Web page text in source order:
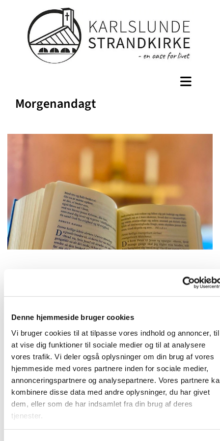
Denne hjemmeside bruger cookies
Vi bruger cookies til at tilpasse vores indhold og annoncer, til
at vise dig funktioner til sociale medier og til at analysere
vores trafik. Vi deler også oplysninger om din brug af vores
hjemmeside med vores partnere inden for sociale medier,
annonceringspartnere og analysepartnere. Vores partnere
kombinere disse data med andre oplysninger, du har givet
dem, eller som de har indsamlet fra din brug af deres
tjenester.
Morgenandagt
Fredag 12. november 2027, kl. 09:00
2690 Karlslunde
Frivillige og ansatte mødes til morgenandagt. Her taler vi
om det, som vi gerne vil have bedt en bøn for, og vi synger
et par sange. Bagefter er der kaffe. Vi sidder i "bunden" af
kirkerummet (sideskibet) - så kom ind og vær med!